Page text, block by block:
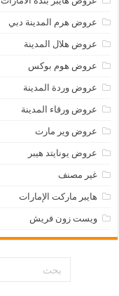
عروض هرم المدينة دبي
عروض هلال المدينة
عروض هوم بوكس
عروض وردة المدينة
عروض ورقاء المدينة
عروض وير مارت
عروض يونايتد هيبر
غير مصنف
هايبر ماركت الإمارات
ويست زون فريش